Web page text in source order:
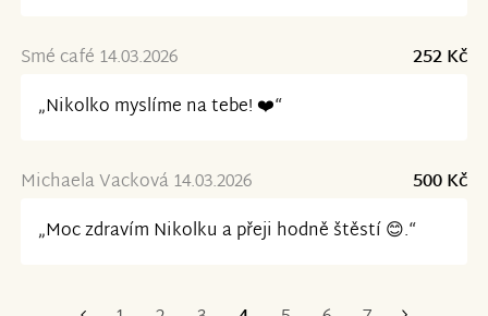
Smé café 14.03.2026
252 Kč
„Nikolko myslíme na tebe! ❤️“
Michaela Vacková 14.03.2026
500 Kč
„Moc zdravím Nikolku a přeji hodně štěstí 😊.“